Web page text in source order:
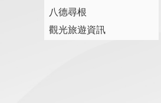
八德尋根
觀光旅遊資訊